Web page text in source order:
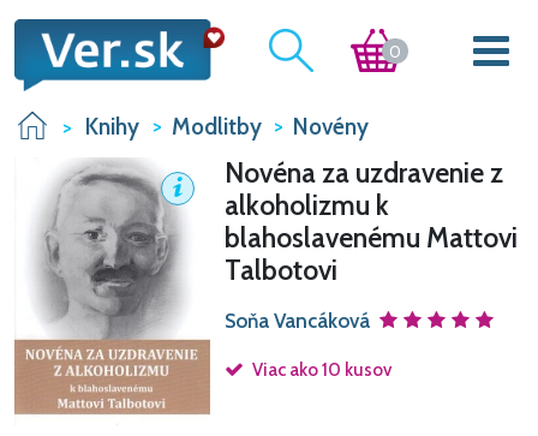
0
Knihy Modlitby Novény
Novéna za uzdravenie z
alkoholizmu k
blahoslavenému Mattovi
Talbotovi
Soňa Vancáková
Viac ako 10 kusov